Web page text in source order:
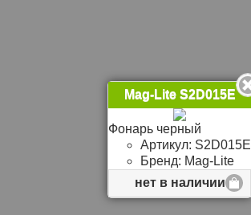
Mag-Lite S2D015E
Фонарь черный
Артикул: S2D015E
Бренд: Mag-Lite
нет в наличии